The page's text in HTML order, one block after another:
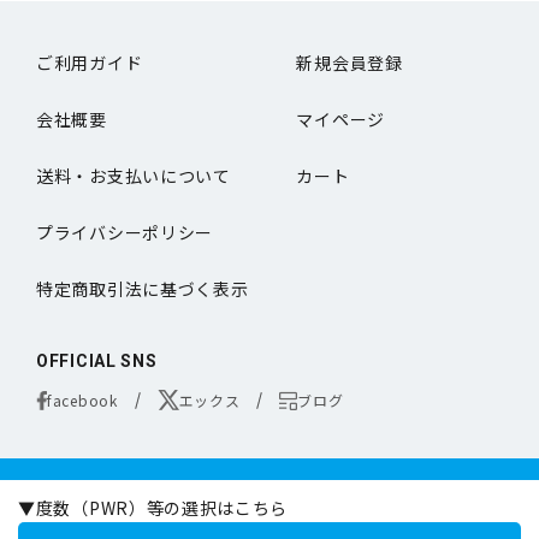
▼度数（PWR）等の選択はこちら
ご利用ガイド 新規会員登録
会社概要 マイページ
送料・お支払いについて カート
プライバシーポリシー
特定商取引法に基づく表示
OFFICIAL SNS
facebook エックス ブログ
お買い求めの際は必ず医師の処方に基づきお選びください。